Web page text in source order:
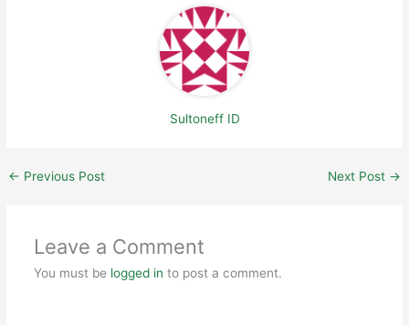
Sultoneff ID
← Previous Post Next Post →
Leave a Comment
You must be logged in to post a comment.